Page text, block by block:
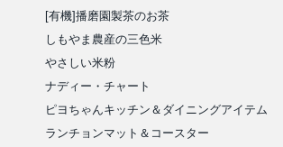
[有機]播磨園製茶のお茶
しもやま農産の三色米
やさしい米粉
ナディー・チャート
ピヨちゃんキッチン＆ダイニングアイテム
ランチョンマット＆コースター